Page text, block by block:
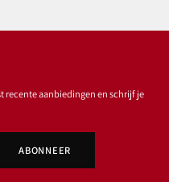
recente aanbiedingen en schrijf je